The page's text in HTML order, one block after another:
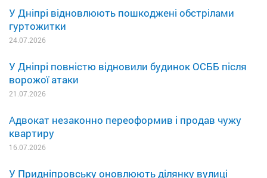
У Дніпрі відновлюють пошкоджені обстрілами
гуртожитки
24.07.2026
У Дніпрі повністю відновили будинок ОСББ після
ворожої атаки
21.07.2026
Адвокат незаконно переоформив і продав чужу
квартиру
16.07.2026
У Придніпровську оновлюють ділянку вулиці